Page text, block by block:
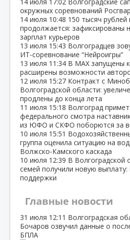
окружных соревнований
14 июля 10:48 150 тысяч рублей
продолжается: зафиксированы
зарплат курьеров
13 июля 15:43 Волгоградцев
ИТ‑соревнование “Нейроигры”
13 июля 11:34 В МАХ запущены
расширены возможности
12 июля 15:27 Контракт с
Волгоградской области:
продлены до конца лета
11 июля 15:18 Волгоград
федерального смотра
из ЮФО и СКФО поборются за
10 июля 15:51
группа оценила ситуацию на
Волжско‑Камского каскада
10 июля 12:39 В Волгоградской
семей получили новую
поддержки
Главные новости
31 июля 12:11 Волгоградская
Бочаров озвучил данные о
БПЛА